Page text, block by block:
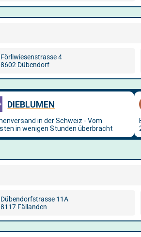
Förliwiesenstrasse 4
8602 Dübendorf
Dübendorfstrasse 11A
8117 Fällanden